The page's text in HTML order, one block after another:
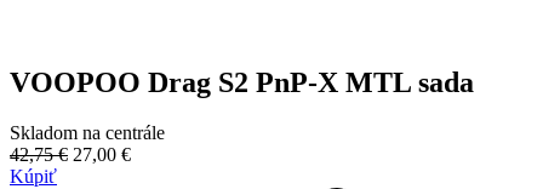
VOOPOO Drag S2 PnP-X MTL sada
Skladom na centrále
42,75 € 27,00 €
Kúpiť